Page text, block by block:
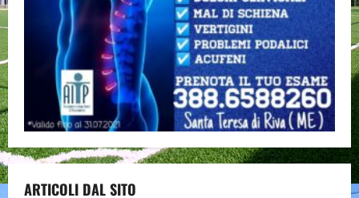
ARTICOLI DAL SITO